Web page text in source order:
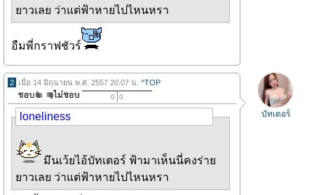
ยาวเลย ว่าแต่ฟ้าหายไปไหนหรา
อืมพี่กราฟชัวร์
บัทเตอร์
2 เมื่อ 14 มิถุนายน พ.ศ. 2557 20.07 น. ^TOP
0 0
loneliness
มึนเว้ยไอ้บัทเตอร์ ฟ้ามาเห็นนี่คงร่าย
ยาวเลย ว่าแต่ฟ้าหายไปไหนหรา